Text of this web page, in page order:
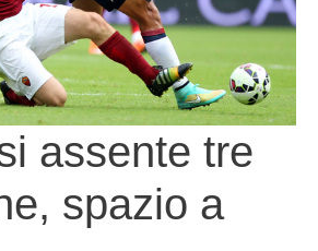
assente tre
spazio a